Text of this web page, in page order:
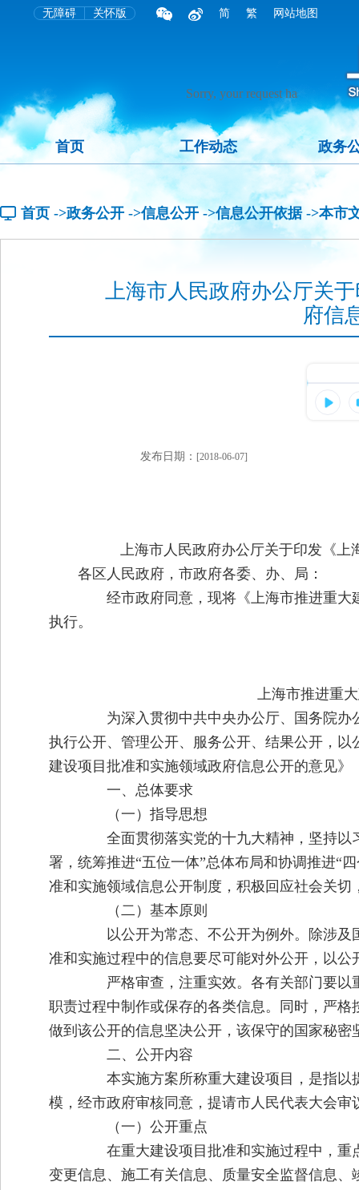
无障碍 关怀版 简 繁 网站地图
首页 工作动态 政务
首页 ->政务公开 ->信息公开 ->信息公开依据 ->本市
上海市人民政府办公厅关
府信
发布日期： [2018-06-07]
上海市人民政府办公厅关于印发《
各区人民政府，市政府各委、办、局：
经市政府同意，现将《上海市推进重大
执行。
上海市推进重
为深入贯彻中共中央办公厅、国务院办
执行公开、管理公开、服务公开、结果公开，
建设项目批准和实施领域政府信息公开的意见
一、总体要求
（一）指导思想
全面贯彻落实党的十九大精神，坚持以
署，统筹推进“五位一体”总体布局和协调推进“
准和实施领域信息公开制度，积极回应社会关
（二）基本原则
以公开为常态、不公开为例外。除涉及
准和实施过程中的信息要尽可能对外公开，以
严格审查，注重实效。各有关部门要以
职责过程中制作或保存的各类信息。同时，严
做到该公开的信息坚决公开，该保守的国家秘密
二、公开内容
本实施方案所称重大建设项目，是指以
模，经市政府审核同意，提请市人民代表大会
（一）公开重点
在重大建设项目批准和实施过程中，重
变更信息、施工有关信息、质量安全监督信息、